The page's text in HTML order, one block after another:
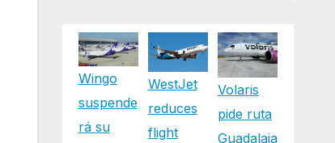
Wingo
suspende
rá su
WestJet
reduces
flight
Volaris
pide ruta
Guadalaja